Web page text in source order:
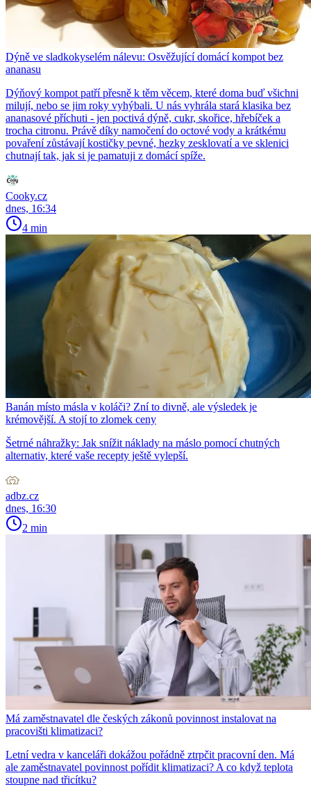
Dýně ve sladkokyselém nálevu: Osvěžující domácí kompot bez
ananasu
Dýňový kompot patří přesně k těm věcem, které doma buď všichni
milují, nebo se jim roky vyhýbali. U nás vyhrála stará klasika bez
ananasové příchuti - jen poctivá dýně, cukr, skořice, hřebíček a
trocha citronu. Právě díky namočení do octové vody a krátkému
povaření zůstávají kostičky pevné, hezky zesklovatí a ve sklenici
chutnají tak, jak si je pamatuji z domácí spíže.
Cooky.cz
dnes, 16:34
4 min
Banán místo másla v koláči? Zní to divně, ale výsledek je
krémovější. A stojí to zlomek ceny
Šetrné náhražky: Jak snížit náklady na máslo pomocí chutných
alternativ, které vaše recepty ještě vylepší.
adbz.cz
dnes, 16:30
2 min
Má zaměstnavatel dle českých zákonů povinnost instalovat na
pracovišti klimatizaci?
Letní vedra v kanceláři dokážou pořádně ztrpčit pracovní den. Má
ale zaměstnavatel povinnost pořídit klimatizaci? A co když teplota
stoupne nad třicítku?